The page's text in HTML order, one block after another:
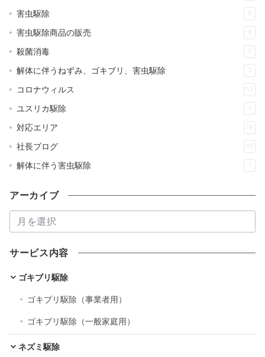
害虫駆除 9
害虫駆除商品の販売 9
殺菌消毒 2
解体に伴うねずみ、ゴキブリ、害虫駆除 3
コロナウィルス 13
ユスリカ駆除
対応エリア 19
社長ブログ 16
解体に伴う害虫駆除
アーカイブ
ー
カ
イ
ブ
サービス内容
ゴキブリ駆除
ゴキブリ駆除（事業者用）
ゴキブリ駆除（一般家庭用）
ネズミ駆除